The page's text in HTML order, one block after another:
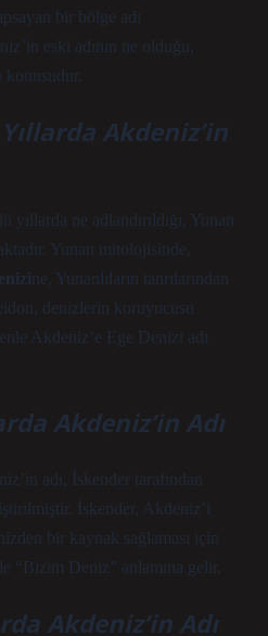
bir bölge adı
eski adının ne olduğu,
konusudur.
Akdeniz’in
ne adlandırıldığı, Yunan
Yunan mitolojisinde,
ne, Yunanlıların tanrılarından
denizlerin koruyucusu
Akdeniz’e Ege Denizi adı
Akdeniz’in Adı
adı, İskender tarafından
İskender, Akdeniz’i
bir kaynak sağlaması için
“Bizim Deniz” anlamına gelir.
Akdeniz’in Adı